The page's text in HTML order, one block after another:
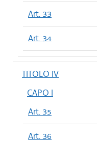
Art. 33
Art. 34
TITOLO IV
CAPO I
Art. 35
Art. 36